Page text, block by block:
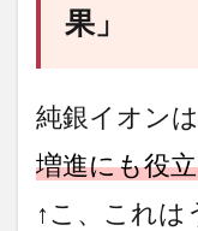
果」
純銀イオン
増進にも役
↑こ、これ